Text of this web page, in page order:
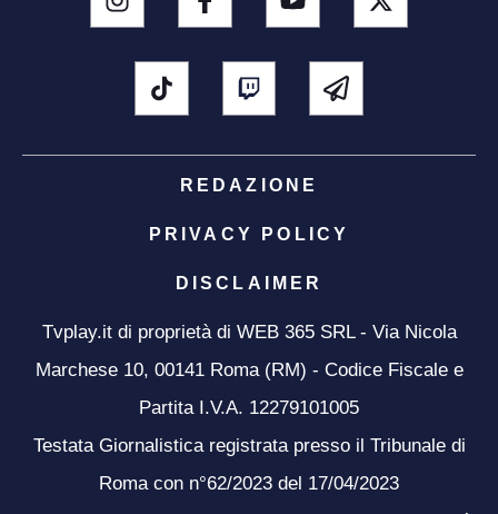
REDAZIONE
PRIVACY POLICY
DISCLAIMER
Tvplay.it di proprietà di WEB 365 SRL - Via Nicola
Marchese 10, 00141 Roma (RM) - Codice Fiscale e
Partita I.V.A. 12279101005
Testata Giornalistica registrata presso il Tribunale di
Roma con n°62/2023 del 17/04/2023